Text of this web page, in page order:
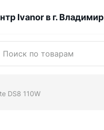
Ivanor в г. Владимир
DS8 110W